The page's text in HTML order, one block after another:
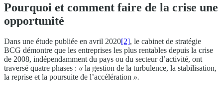
Pourquoi et comment faire de la crise une
opportunité
Dans une étude publiée en avril 2020[2], le cabinet de stratégie
BCG démontre que les entreprises les plus rentables depuis la crise
de 2008, indépendamment du pays ou du secteur d’activité, ont
traversé quatre phases : « la gestion de la turbulence, la stabilisation,
la reprise et la poursuite de l’accélération ».